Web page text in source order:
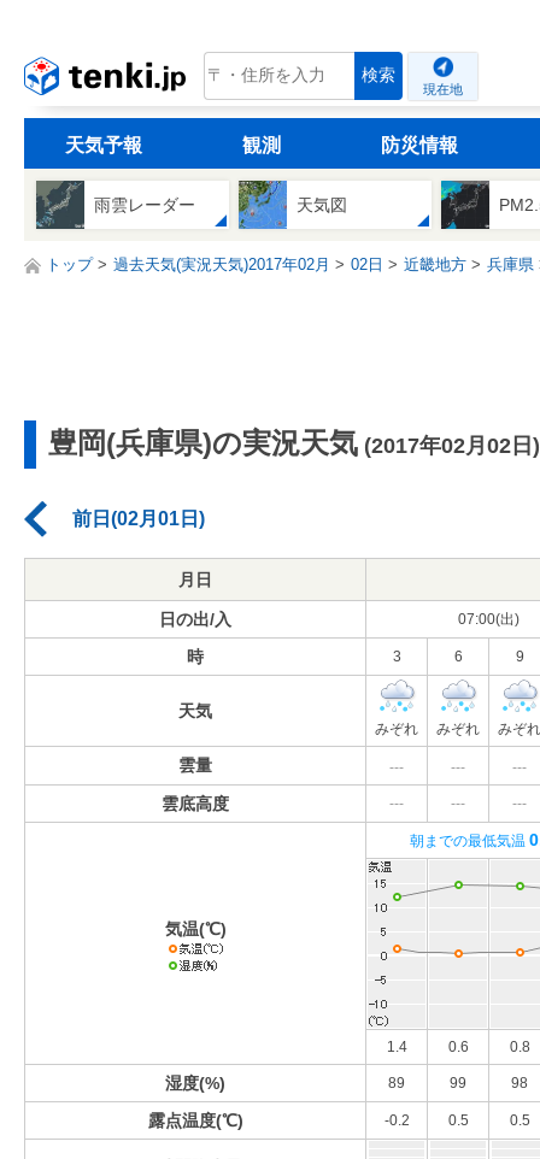
tenki.jp 検索
現在地
天気予報 観測 防災情報
雨雲レーダー 天気図
トップ 過去天気(実況天気)2017年02月 02日 近畿地方 兵庫県
豊岡(兵庫県)の実況天気 (2017年02月02日)
前日(02月01日)
月日
日の出/入 07:00(出)
時 3 6 9
天気
みぞれ みぞれ みぞれ
雲量 --- --- ---
雲底高度 --- --- ---
気温(℃)
朝までの最低気温
1.4 0.6 0.8
湿度(%) 89 99 98
露点温度(℃) -0.2 0.5 0.5